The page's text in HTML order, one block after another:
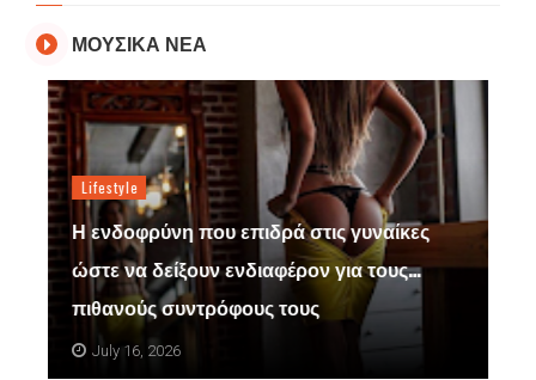
ΜΟΥΣΙΚΑ ΝΕΑ
Lifestyle
Η ενδοφρύνη που επιδρά στις γυναίκες
ώστε να δείξουν ενδιαφέρον για τους…
πιθανούς συντρόφους τους
July 16, 2026